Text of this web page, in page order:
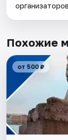
Похожие
от 500 ₽